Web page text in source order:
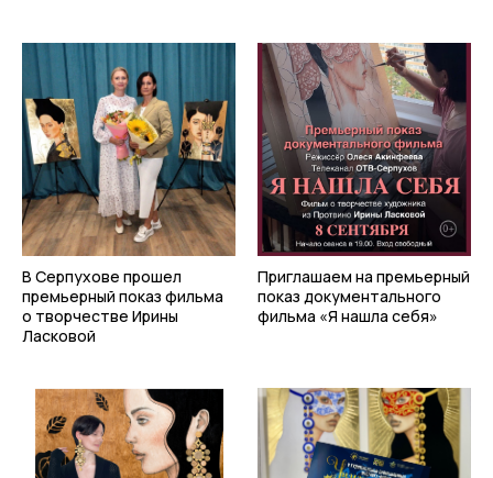
В Серпухове прошел
премьерный показ фильма
о творчестве Ирины
Ласковой
Приглашаем на премьерный
показ документального
фильма «Я нашла себя»